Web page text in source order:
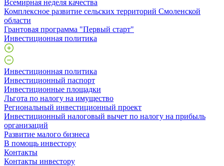
Всемирная неделя качества
Комплексное развитие сельских территорий Смоленской
области
Грантовая программа "Первый старт"
Инвестиционная политика
Инвестиционная политика
Инвестиционный паспорт
Инвестиционные площадки
Льгота по налогу на имущество
Региональный инвестиционный проект
Инвестиционный налоговый вычет по налогу на прибыль
организаций
Развитие малого бизнеса
В помощь инвестору
Контакты
Контакты инвестору